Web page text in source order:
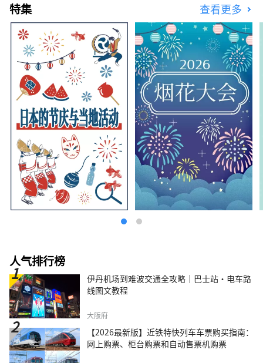
特集 查看更多
人气排行榜
伊丹机场到难波交通全攻略｜巴士站・电车路
线图文教程
大阪府
【2026最新版】近铁特快列车车票购买指南：
网上购票、柜台购票和自动售票机购票